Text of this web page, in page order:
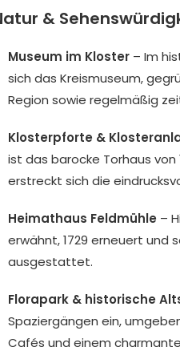
&
Museum im Kloster – Im
sich das Kreismuseum,
Region sowie regelmäßig
Klosterpforte &
ist das barocke Torhaus
erstreckt sich die
Heimathaus Feldmühle –
erwähnt, 1729 erneuert und
ausgestattet.
Florapark & historische
Spaziergängen ein,
Cafés und einem